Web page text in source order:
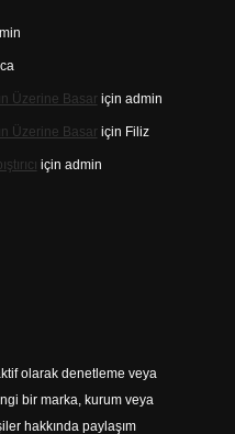
Üzerine Basariçin admin
Üzerine Basariçin Filiz
için admin
olarak denetleme veya
bir marka, kurum veya
hakkında paylaşım